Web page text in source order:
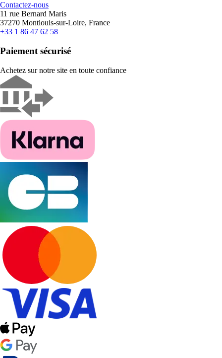
Contactez-nous
11 rue Bernard Maris
37270 Montlouis-sur-Loire, France
+33 1 86 47 62 58
Paiement sécurisé
Achetez sur notre site en toute confiance